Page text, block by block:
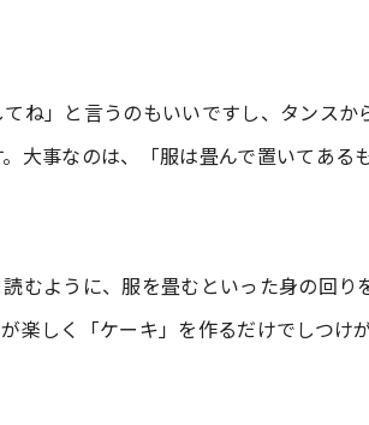
ね」と言うのもいいですし、タンスか
大事なのは、「服は畳んで置いてある
むように、服を畳むといった身の回り
楽しく「ケーキ」を作るだけでしつけ